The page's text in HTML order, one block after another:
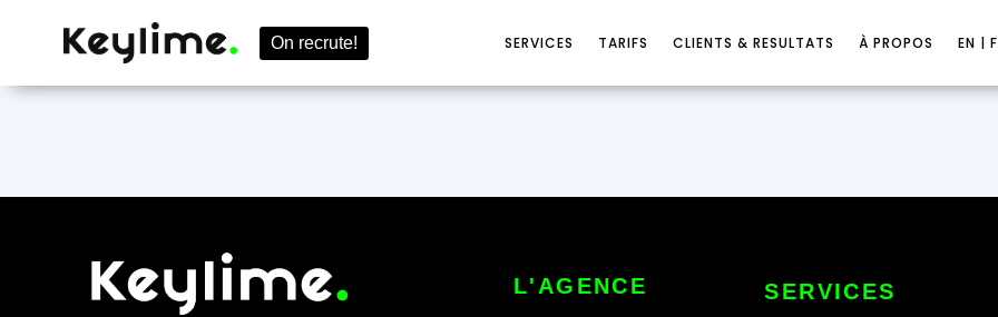
On recrute! SERVICES TARIFS CLIENTS & RESULTATS À PROPOS EN |
L'AGENCE SERVICES